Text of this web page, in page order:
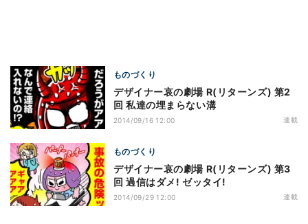
ものづくり
デザイナー哀の劇場 R(リターンズ) 第2
回 私達の埋まらない溝
2014/09/16 12:00 連載
ものづくり
デザイナー哀の劇場 R(リターンズ) 第3
回 過信はダメ! ゼッタイ!
2014/09/29 12:00 連載